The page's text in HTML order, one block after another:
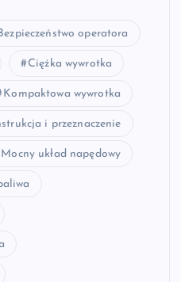
operatora
Ciężka wywrotka
Kompaktowa wywrotka
i przeznaczenie
Mocny układ napędowy